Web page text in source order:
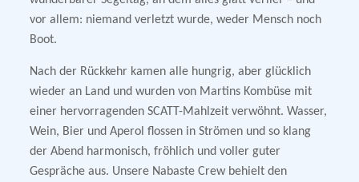
vor allem: niemand verletzt wurde, weder Mensch noch
Boot.
Nach der Rückkehr kamen alle hungrig, aber glücklich
wieder an Land und wurden von Martins Kombüse mit
einer hervorragenden SCATT-Mahlzeit verwöhnt. Wasser,
Wein, Bier und Aperol flossen in Strömen und so klang
der Abend harmonisch, fröhlich und voller guter
Gespräche aus. Unsere Nabaste Crew behielt den